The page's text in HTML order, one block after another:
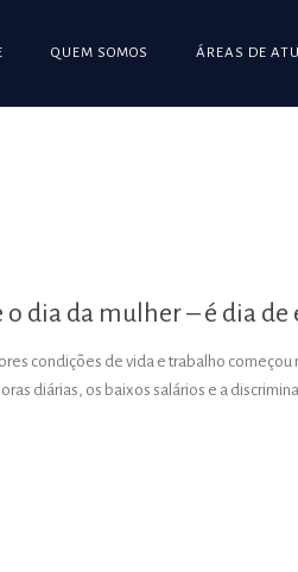
QUEM SOMOS ÁREAS DE
o dia da mulher – é dia
condições de vida e trabalho
diárias, os baixos salários e a